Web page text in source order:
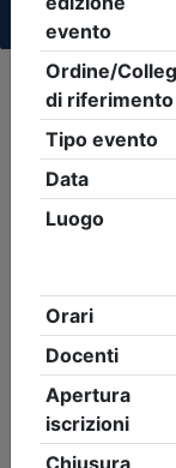
Criteri di
- Tipo
Pavia- Eventi
Dettagli
Gratuito